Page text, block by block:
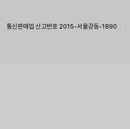
통신판매업 신고번호 2015-서울강동-1890